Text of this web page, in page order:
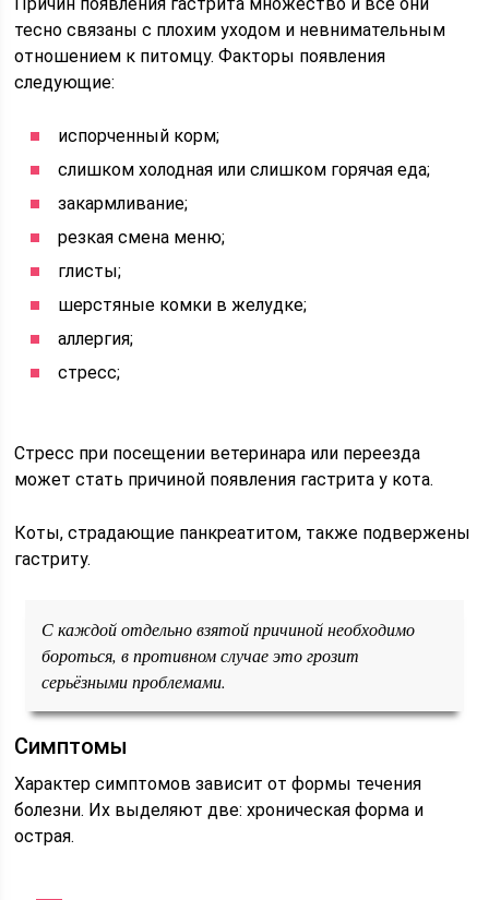
тесно связаны с плохим уходом и невнимательным
отношением к питомцу. Факторы появления
следующие:
испорченный корм;
слишком холодная или слишком горячая еда;
закармливание;
резкая смена меню;
глисты;
шерстяные комки в желудке;
аллергия;
стресс;
Стресс при посещении ветеринара или переезда
может стать причиной появления гастрита у кота.
Коты, страдающие панкреатитом, также подвержены
гастриту.
С каждой отдельно взятой причиной необходимо
бороться, в противном случае это грозит
серьёзными проблемами.
Симптомы
Характер симптомов зависит от формы течения
болезни. Их выделяют две: хроническая форма и
острая.